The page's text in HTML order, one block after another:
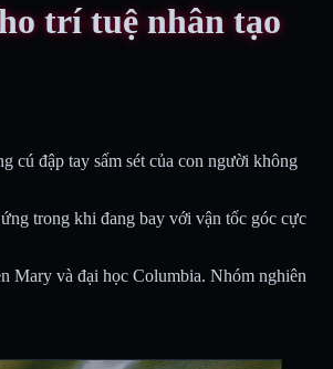
trí tuệ nhân tạo
cú đập tay sấm sét của con người không
trong khi đang bay với vận tốc góc cực
Mary và đại học Columbia. Nhóm nghiên